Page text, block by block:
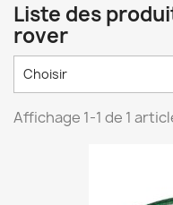
Liste des
rover
Choisir
Affichage 1-1 de 1